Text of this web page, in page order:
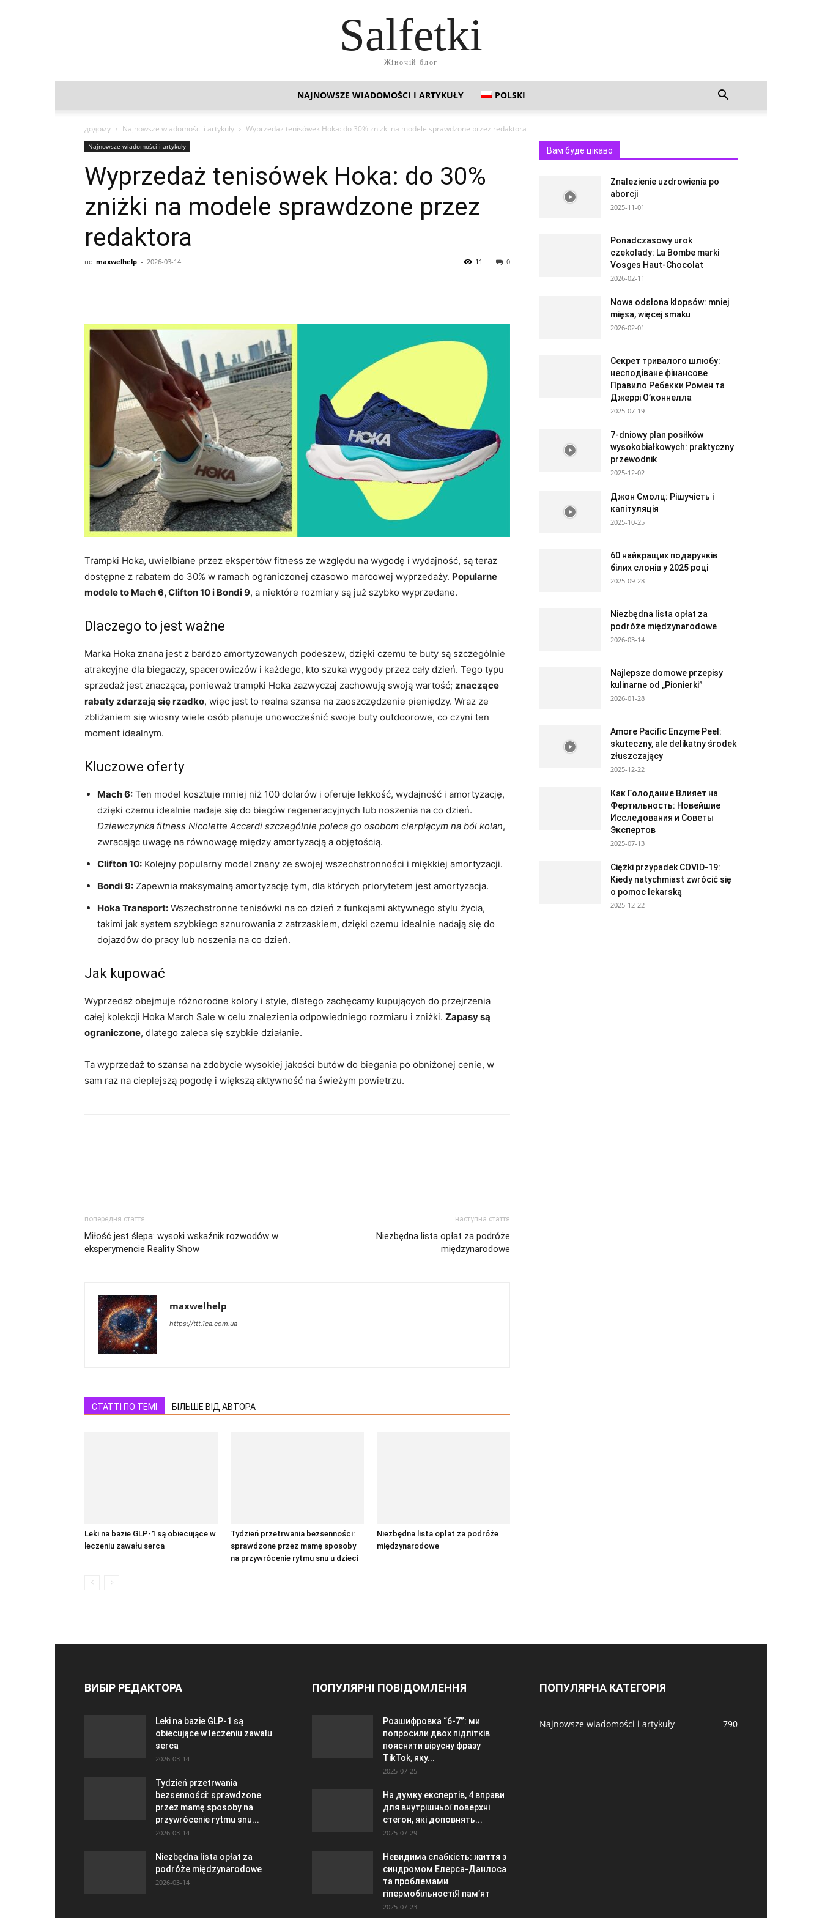
Salfetki
Жіночій блог
NAJNOWSZE WIADOMOŚCI I ARTYKUŁY POLSKI
додому Najnowsze wiadomości i artykuły Wyprzedaż tenisówek Hoka: do 30% zniżki na modele sprawdzone przez redaktora
Najnowsze wiadomości i artykuły
Wyprzedaż tenisówek Hoka: do 30%
zniżki na modele sprawdzone przez
redaktora
по maxwelhelp - 2026-03-14 0
11
Trampki Hoka, uwielbiane przez ekspertów fitness ze względu na wygodę i wydajność, są teraz
dostępne z rabatem do 30% w ramach ograniczonej czasowo marcowej wyprzedaży. Popularne
modele to Mach 6, Clifton 10 i Bondi 9, a niektóre rozmiary są już szybko wyprzedane.
Dlaczego to jest ważne
Marka Hoka znana jest z bardzo amortyzowanych podeszew, dzięki czemu te buty są szczególnie
atrakcyjne dla biegaczy, spacerowiczów i każdego, kto szuka wygody przez cały dzień. Tego typu
sprzedaż jest znacząca, ponieważ trampki Hoka zazwyczaj zachowują swoją wartość; znaczące
rabaty zdarzają się rzadko, więc jest to realna szansa na zaoszczędzenie pieniędzy. Wraz ze
zbliżaniem się wiosny wiele osób planuje unowocześnić swoje buty outdoorowe, co czyni ten
moment idealnym.
Kluczowe oferty
Mach 6: Ten model kosztuje mniej niż 100 dolarów i oferuje lekkość, wydajność i amortyzację,
dzięki czemu idealnie nadaje się do biegów regeneracyjnych lub noszenia na co dzień.
Dziewczynka fitness Nicolette Accardi szczególnie poleca go osobom cierpiącym na ból kolan,
zwracając uwagę na równowagę między amortyzacją a objętością.
Clifton 10: Kolejny popularny model znany ze swojej wszechstronności i miękkiej amortyzacji.
Bondi 9: Zapewnia maksymalną amortyzację tym, dla których priorytetem jest amortyzacja.
Hoka Transport: Wszechstronne tenisówki na co dzień z funkcjami aktywnego stylu życia,
takimi jak system szybkiego sznurowania z zatrzaskiem, dzięki czemu idealnie nadają się do
dojazdów do pracy lub noszenia na co dzień.
Jak kupować
Wyprzedaż obejmuje różnorodne kolory i style, dlatego zachęcamy kupujących do przejrzenia
całej kolekcji Hoka March Sale w celu znalezienia odpowiedniego rozmiaru i zniżki. Zapasy są
ograniczone, dlatego zaleca się szybkie działanie.
Ta wyprzedaż to szansa na zdobycie wysokiej jakości butów do biegania po obniżonej cenie, w
sam raz na cieplejszą pogodę i większą aktywność na świeżym powietrzu.
попередня стаття
Miłość jest ślepa: wysoki wskaźnik rozwodów w
eksperymencie Reality Show
наступна стаття
Niezbędna lista opłat za podróże
międzynarodowe
maxwelhelp
https://ttt.1ca.com.ua
СТАТТІ ПО ТЕМІ БІЛЬШЕ ВІД АВТОРА
Leki na bazie GLP-1 są obiecujące w
leczeniu zawału serca
Tydzień przetrwania bezsenności:
sprawdzone przez mamę sposoby
na przywrócenie rytmu snu u dzieci
Niezbędna lista opłat za podróże
międzynarodowe
Вам буде цікаво
Znalezienie uzdrowienia po
aborcji
2025-11-01
Ponadczasowy urok
czekolady: La Bombe marki
Vosges Haut-Chocolat
2026-02-11
Nowa odsłona klopsów: mniej
mięsa, więcej smaku
2026-02-01
Секрет тривалого шлюбу:
несподіване фінансове
Правило Ребекки Ромен та
Джеррі О’коннелла
2025-07-19
7-dniowy plan posiłków
wysokobiałkowych: praktyczny
przewodnik
2025-12-02
Джон Смолц: Рішучість і
капітуляція
2025-10-25
60 найкращих подарунків
білих слонів у 2025 році
2025-09-28
Niezbędna lista opłat za
podróże międzynarodowe
2026-03-14
Najlepsze domowe przepisy
kulinarne od „Pionierki”
2026-01-28
Amore Pacific Enzyme Peel:
skuteczny, ale delikatny środek
złuszczający
2025-12-22
Как Голодание Влияет на
Фертильность: Новейшие
Исследования и Советы
Экспертов
2025-07-13
Ciężki przypadek COVID-19:
Kiedy natychmiast zwrócić się
o pomoc lekarską
2025-12-22
ВИБІР РЕДАКТОРА
Leki na bazie GLP-1 są
obiecujące w leczeniu zawału
serca
2026-03-14
Tydzień przetrwania
bezsenności: sprawdzone
przez mamę sposoby na
przywrócenie rytmu snu...
2026-03-14
Niezbędna lista opłat za
podróże międzynarodowe
2026-03-14
ПОПУЛЯРНІ ПОВІДОМЛЕННЯ
Розшифровка “6-7”: ми
попросили двох підлітків
пояснити вірусну фразу
TikTok, яку...
2025-07-25
На думку експертів, 4 вправи
для внутрішньої поверхні
стегон, які доповнять...
2025-07-29
Невидима слабкість: життя з
синдромом Елерса-Данлоса
та проблемами
гіпермобільностіЯ пам’ят
2025-07-23
ПОПУЛЯРНА КАТЕГОРІЯ
Najnowsze wiadomości i artykuły 790